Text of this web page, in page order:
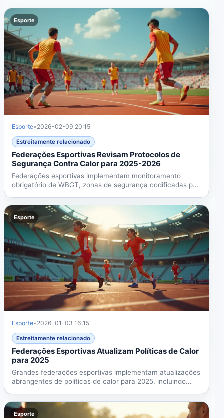
Esporte
Esporte• 2026-02-09 20:15
Estreitamente relacionado
Federações Esportivas Revisam Protocolos de
Segurança Contra Calor para 2025-2026
Federações esportivas implementam monitoramento
obrigatório de WBGT, zonas de segurança codificadas por
Esporte
Esporte• 2026-01-03 16:15
Estreitamente relacionado
Federações Esportivas Atualizam Políticas de Calor
para 2025
Grandes federações esportivas implementam atualizações
abrangentes de políticas de calor para 2025, incluindo
Esporte